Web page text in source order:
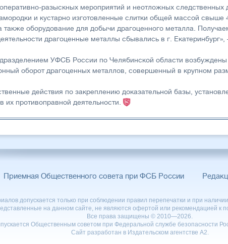
разыскных мероприятий и неотложных
и кустарно изготовленные слитки общей массой
также оборудование для добычи драгоценного металла.
драгоценные металлы сбывались в г.
УФСБ России по Челябинской области возбуждены
оборот драгоценных металлов, совершенный в крупном
действия по закреплению доказательной базы,
противоправной деятельности.
Приемная Общественного совета при ФСБ России
допускается только при соблюдении правил перепечатки и при
на данном сайте, не являются офертой или рекомендацией к
Все права защищены © 2010—2026.
Общественным советом при Федеральной службе безопасности
Сайт разработан в Издательском агентстве А2.